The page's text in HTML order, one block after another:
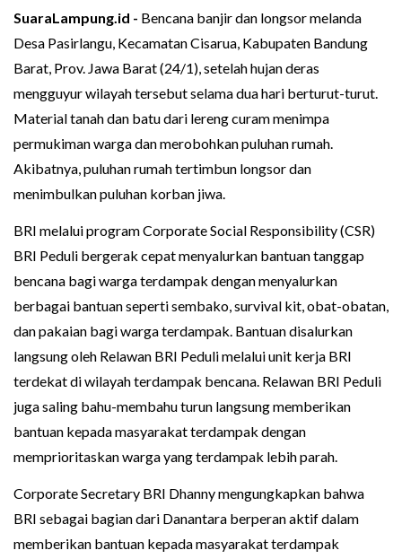
SuaraLampung.id - Bencana banjir dan longsor melanda
Desa Pasirlangu, Kecamatan Cisarua, Kabupaten Bandung
Barat, Prov. Jawa Barat (24/1), setelah hujan deras
mengguyur wilayah tersebut selama dua hari berturut-turut.
Material tanah dan batu dari lereng curam menimpa
permukiman warga dan merobohkan puluhan rumah.
Akibatnya, puluhan rumah tertimbun longsor dan
menimbulkan puluhan korban jiwa.
BRI melalui program Corporate Social Responsibility (CSR)
BRI Peduli bergerak cepat menyalurkan bantuan tanggap
bencana bagi warga terdampak dengan menyalurkan
berbagai bantuan seperti sembako, survival kit, obat-obatan,
dan pakaian bagi warga terdampak. Bantuan disalurkan
langsung oleh Relawan BRI Peduli melalui unit kerja BRI
terdekat di wilayah terdampak bencana. Relawan BRI Peduli
juga saling bahu-membahu turun langsung memberikan
bantuan kepada masyarakat terdampak dengan
memprioritaskan warga yang terdampak lebih parah.
Corporate Secretary BRI Dhanny mengungkapkan bahwa
BRI sebagai bagian dari Danantara berperan aktif dalam
memberikan bantuan kepada masyarakat terdampak